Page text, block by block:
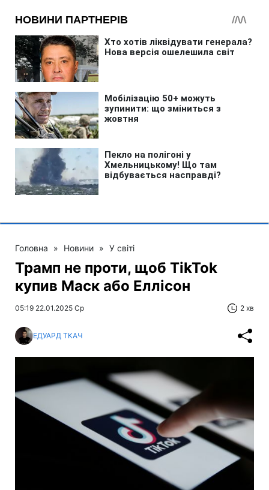
Головна » Новини » У світі
Трамп не проти, щоб TikTok
купив Маск або Еллісон
05:19 22.01.2025 Ср 2 хв
ЕДУАРД ТКАЧ